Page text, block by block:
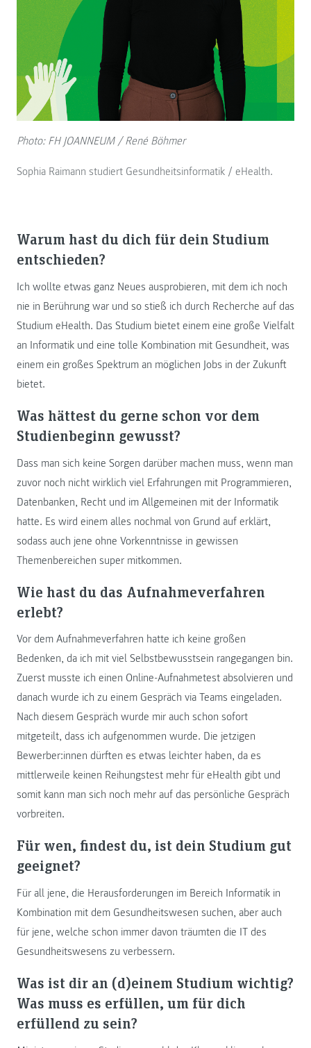
Photo: FH JOANNEUM / René Böhmer
Sophia Raimann studiert Gesundheitsinformatik / eHealth.
Warum hast du dich für dein Studium
entschieden?
Ich wollte etwas ganz Neues ausprobieren, mit dem ich noch
nie in Berührung war und so stieß ich durch Recherche auf das
Studium eHealth. Das Studium bietet einem eine große Vielfalt
an Informatik und eine tolle Kombination mit Gesundheit, was
einem ein großes Spektrum an möglichen Jobs in der Zukunft
bietet.
Was hättest du gerne schon vor dem
Studienbeginn gewusst?
Dass man sich keine Sorgen darüber machen muss, wenn man
zuvor noch nicht wirklich viel Erfahrungen mit Programmieren,
Datenbanken, Recht und im Allgemeinen mit der Informatik
hatte. Es wird einem alles nochmal von Grund auf erklärt,
sodass auch jene ohne Vorkenntnisse in gewissen
Themenbereichen super mitkommen.
Wie hast du das Aufnahmeverfahren
erlebt?
Vor dem Aufnahmeverfahren hatte ich keine großen
Bedenken, da ich mit viel Selbstbewusstsein rangegangen bin.
Zuerst musste ich einen Online-Aufnahmetest absolvieren und
danach wurde ich zu einem Gespräch via Teams eingeladen.
Nach diesem Gespräch wurde mir auch schon sofort
mitgeteilt, dass ich aufgenommen wurde. Die jetzigen
Bewerber:innen dürften es etwas leichter haben, da es
mittlerweile keinen Reihungstest mehr für eHealth gibt und
somit kann man sich noch mehr auf das persönliche Gespräch
vorbreiten.
Für wen, findest du, ist dein Studium gut
geeignet?
Für all jene, die Herausforderungen im Bereich Informatik in
Kombination mit dem Gesundheitswesen suchen, aber auch
für jene, welche schon immer davon träumten die IT des
Gesundheitswesens zu verbessern.
Was ist dir an (d)einem Studium wichtig?
Was muss es erfüllen, um für dich
erfüllend zu sein?